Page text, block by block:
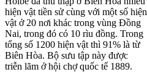
hiện vật tiền sử cùng với một số hiện
vật ở 20 nơi khác trong vùng Đồng
Nai, trong đó có 10 rìu đồng. Trong
tổng số 1200 hiện vật thì 91% là từ
Biên Hòa. Bộ sưu tập này được
triễn lãm ở hội chợ quốc tế 1889.